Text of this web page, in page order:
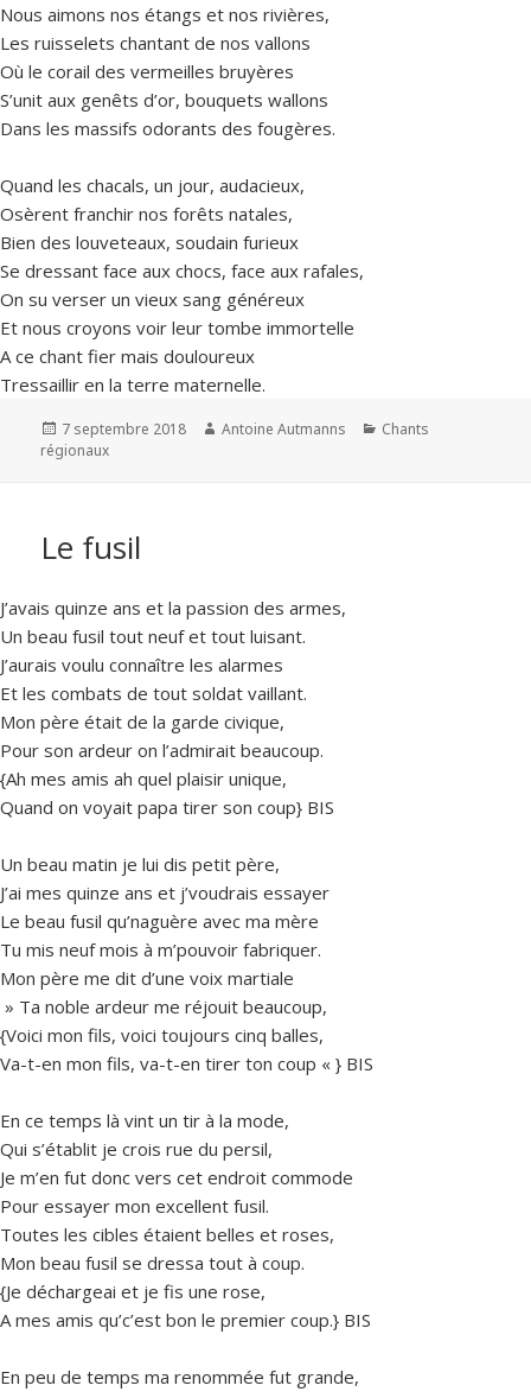
Nous aimons nos étangs et nos rivières,
Les ruisselets chantant de nos vallons
Où le corail des vermeilles bruyères
S’unit aux genêts d’or, bouquets wallons
Dans les massifs odorants des fougères.
Quand les chacals, un jour, audacieux,
Osèrent franchir nos forêts natales,
Bien des louveteaux, soudain furieux
Se dressant face aux chocs, face aux rafales,
On su verser un vieux sang généreux
Et nous croyons voir leur tombe immortelle
A ce chant fier mais douloureux
Tressaillir en la terre maternelle.
Publié
le
7 septembre 2018 Auteur
Antoine Autmanns Catégories
Chants
régionaux
Le fusil
J’avais quinze ans et la passion des armes,
Un beau fusil tout neuf et tout luisant.
J’aurais voulu connaître les alarmes
Et les combats de tout soldat vaillant.
Mon père était de la garde civique,
Pour son ardeur on l’admirait beaucoup.
{Ah mes amis ah quel plaisir unique,
Quand on voyait papa tirer son coup} BIS
Un beau matin je lui dis petit père,
J’ai mes quinze ans et j’voudrais essayer
Le beau fusil qu’naguère avec ma mère
Tu mis neuf mois à m’pouvoir fabriquer.
Mon père me dit d’une voix martiale
» Ta noble ardeur me réjouit beaucoup,
{Voici mon fils, voici toujours cinq balles,
Va-t-en mon fils, va-t-en tirer ton coup « } BIS
En ce temps là vint un tir à la mode,
Qui s’établit je crois rue du persil,
Je m’en fut donc vers cet endroit commode
Pour essayer mon excellent fusil.
Toutes les cibles étaient belles et roses,
Mon beau fusil se dressa tout à coup.
{Je déchargeai et je fis une rose,
A mes amis qu’c’est bon le premier coup.} BIS
En peu de temps ma renommée fut grande,